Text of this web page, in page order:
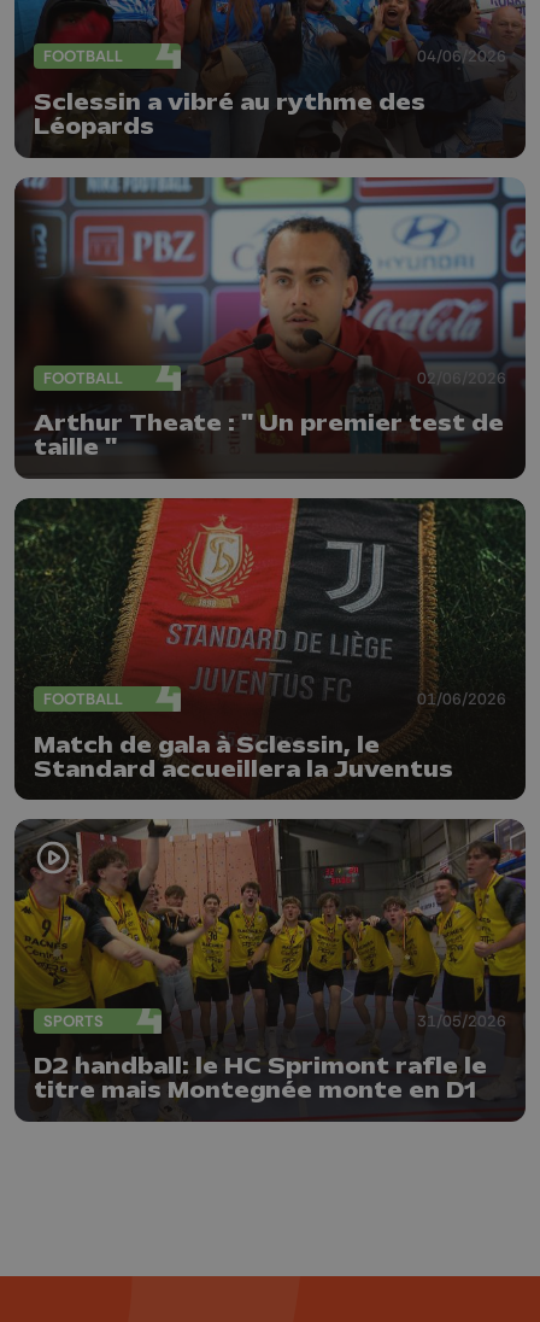
FOOTBALL 04/06/2026
Sclessin a vibré au rythme des
Léopards
FOOTBALL 02/06/2026
Arthur Theate : " Un premier test de
taille "
FOOTBALL 01/06/2026
Match de gala à Sclessin, le
Standard accueillera la Juventus
SPORTS 31/05/2026
D2 handball: le HC Sprimont rafle le
titre mais Montegnée monte en D1